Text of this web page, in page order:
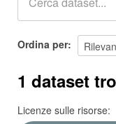
Ordina per
1 dataset
Licenze sulle risorse: